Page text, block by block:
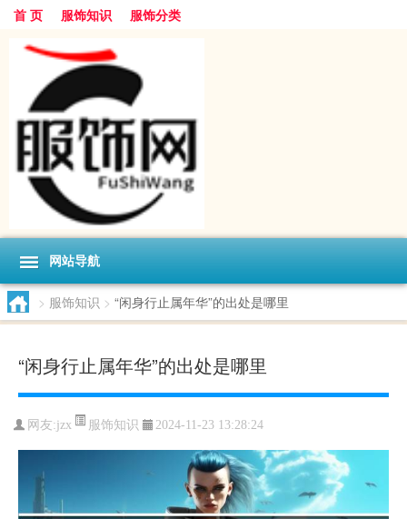
首 页 服饰知识 服饰分类
网站导航
> 服饰知识 > “闲身行止属年华”的出处是哪里
“闲身行止属年华”的出处是哪里
网友:jzx 服饰知识 2024-11-23 13:28:24